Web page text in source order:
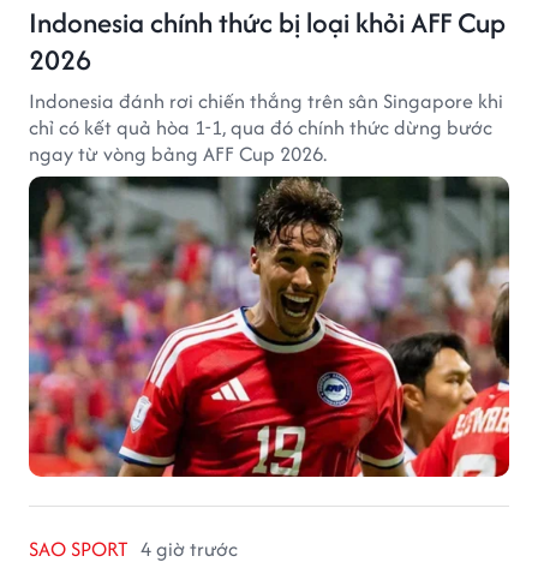
Indonesia chính thức bị loại khỏi AFF Cup
2026
Indonesia đánh rơi chiến thắng trên sân Singapore khi
chỉ có kết quả hòa 1-1, qua đó chính thức dừng bước
ngay từ vòng bảng AFF Cup 2026.
SAO SPORT 4 giờ trước